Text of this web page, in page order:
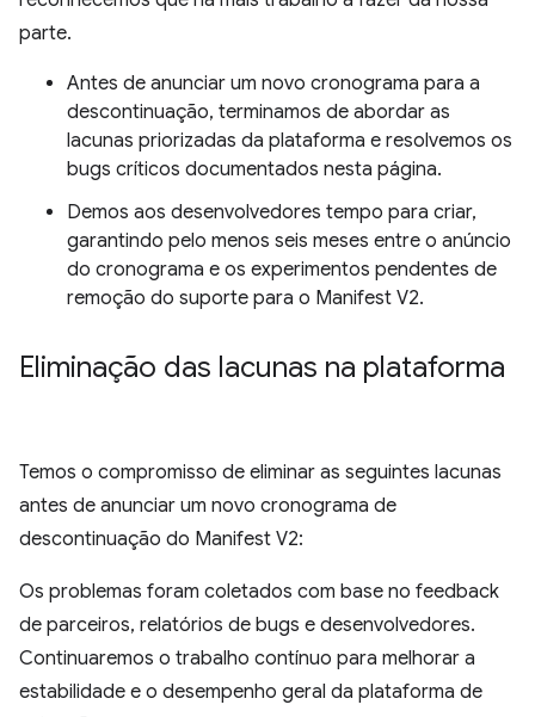
parte.
Antes de anunciar um novo cronograma para a
descontinuação, terminamos de abordar as
lacunas priorizadas da plataforma e resolvemos os
bugs críticos documentados nesta página.
Demos aos desenvolvedores tempo para criar,
garantindo pelo menos seis meses entre o anúncio
do cronograma e os experimentos pendentes de
remoção do suporte para o Manifest V2.
Eliminação das lacunas na plataforma
Temos o compromisso de eliminar as seguintes lacunas
antes de anunciar um novo cronograma de
descontinuação do Manifest V2:
Os problemas foram coletados com base no feedback
de parceiros, relatórios de bugs e desenvolvedores.
Continuaremos o trabalho contínuo para melhorar a
estabilidade e o desempenho geral da plataforma de